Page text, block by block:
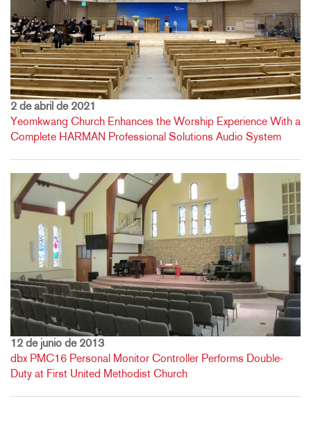
2 de abril de 2021
Yeomkwang Church Enhances the Worship Experience With a
Complete HARMAN Professional Solutions Audio System
12 de junio de 2013
dbx PMC16 Personal Monitor Controller Performs Double-
Duty at First United Methodist Church